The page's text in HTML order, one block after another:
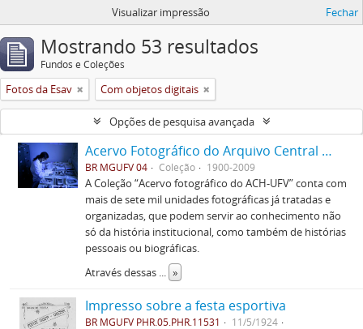
Visualizar impressão Fechar
Mostrando 53 resultados
Fundos e Coleções
Fotos da Esav Com objetos digitais
Opções de pesquisa avançada
Acervo Fotográfico do Arquivo Central Histórico da UFV
BR MGUFV 04 Coleção 1900-2009
A Coleção “Acervo fotográfico do ACH-UFV” conta com
mais de sete mil unidades fotográficas já tratadas e
organizadas, que podem servir ao conhecimento não
só da história institucional, como também de histórias
pessoais ou biográficas.
Através dessas ... »
Impresso sobre a festa esportiva
BR MGUFV PHR.05.PHR.11531
11/5/1924